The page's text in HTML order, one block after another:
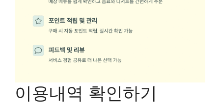
이용내역 확인하기